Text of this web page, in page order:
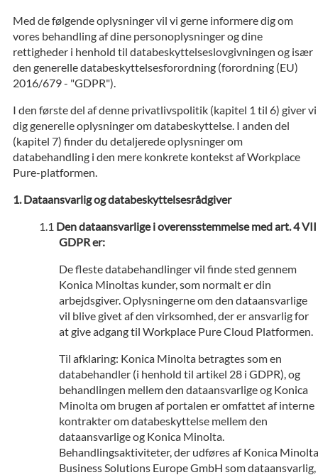
Med de følgende oplysninger vil vi gerne informere dig om
vores behandling af dine personoplysninger og dine
rettigheder i henhold til databeskyttelseslovgivningen og især
den generelle databeskyttelsesforordning (forordning (EU)
2016/679 - "GDPR").
I den første del af denne privatlivspolitik (kapitel 1 til 6) giver vi
dig generelle oplysninger om databeskyttelse. I anden del
(kapitel 7) finder du detaljerede oplysninger om
databehandling i den mere konkrete kontekst af Workplace
Pure-platformen.
Dataansvarlig og databeskyttelsesrådgiver
Den dataansvarlige i overensstemmelse med art. 4 VII
GDPR er:
De fleste databehandlinger vil finde sted gennem
Konica Minoltas kunder, som normalt er din
arbejdsgiver. Oplysningerne om den dataansvarlige
vil blive givet af den virksomhed, der er ansvarlig for
at give adgang til Workplace Pure Cloud Platformen.
Til afklaring: Konica Minolta betragtes som en
databehandler (i henhold til artikel 28 i GDPR), og
behandlingen mellem den dataansvarlige og Konica
Minolta om brugen af portalen er omfattet af interne
kontrakter om databeskyttelse mellem den
dataansvarlige og Konica Minolta.
Behandlingsaktiviteter, der udføres af Konica Minolta
Business Solutions Europe GmbH som dataansvarlig,